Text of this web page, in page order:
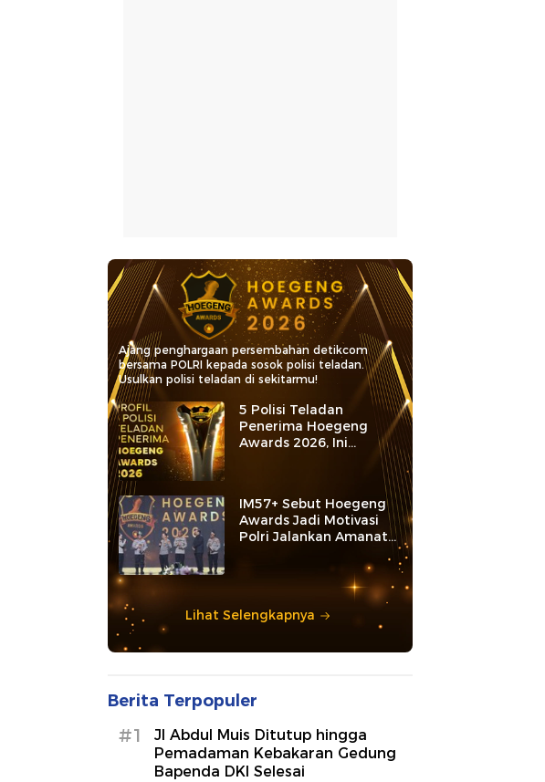
Ajang penghargaan persembahan detikcom
bersama POLRI kepada sosok polisi teladan.
Usulkan polisi teladan di sekitarmu!
5 Polisi Teladan
Penerima Hoegeng
Awards 2026, Ini
Kategori dan Kiprahnya
IM57+ Sebut Hoegeng
Awards Jadi Motivasi
Polri Jalankan Amanat
Lihat Selengkapnya
Berita Terpopuler
#1
Jl Abdul Muis Ditutup hingga
Pemadaman Kebakaran Gedung
Bapenda DKI Selesai